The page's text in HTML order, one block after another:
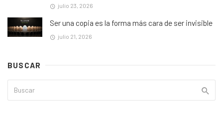
julio 23, 2026
Ser una copia es la forma más cara de ser invisible
julio 21, 2026
BUSCAR